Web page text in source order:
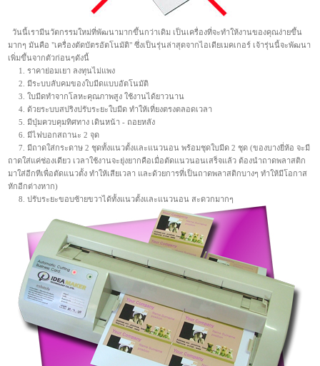
วันนี้เรามีนวัตกรรมใหม่ที่พัฒนามากขึ้นกว่าเดิม เป็นเครื่องที่จะทำให้งานของคุณง่ายขึ้น
มากๆ มันคือ "เครื่องตัดบัตรอัตโนมัติ" ซึ่งเป็นรุ่นล่าสุดจากไอเดียเมคเกอร์ เจ้ารุ่นนี้จะพัฒนา
เพิ่มขึ้นจากตัวก่อนๆดังนี้
1. ราคาย่อมเยา ลงทุนไม่แพง
2. มีระบบลับคมของใบมีดแบบอัตโนมัติ
3. ใบมีดทำจากโลหะคุณภาพสูง ใช้งานได้ยาวนาน
4. ด้วยระบบสปริงปรับระยะใบมีด ทำให้เที่ยงตรงตลอดเวลา
5. มีปุ่มควบคุมทิศทาง เดินหน้า - ถอยหลัง
6. มีไฟบอกสถานะ 2 จุด
7. มีถาดใส่กระดาษ 2 ชุดทั้งแนวตั้งและแนวนอน พร้อมชุดใบมีด 2 ชุด (ของบางยี่ห้อ จะมี
ถาดใส่แค่ช่องเดียว เวลาใช้งานจะยุ่งยากคือเมื่อตัดแนวนอนเสร็จแล้ว ต้องนำถาดพลาสติก
มาใส่อีกทีเพื่อตัดแนวตั้ง ทำให้เสียเวลา และด้วยการที่เป็นถาดพลาสติกบางๆ ทำให้มีโอกาส
หักอีกต่างหาก)
8. ปรับระยะขอบซ้ายขวาได้ทั้งแนวตั้งและแนวนอน สะดวกมากๆ